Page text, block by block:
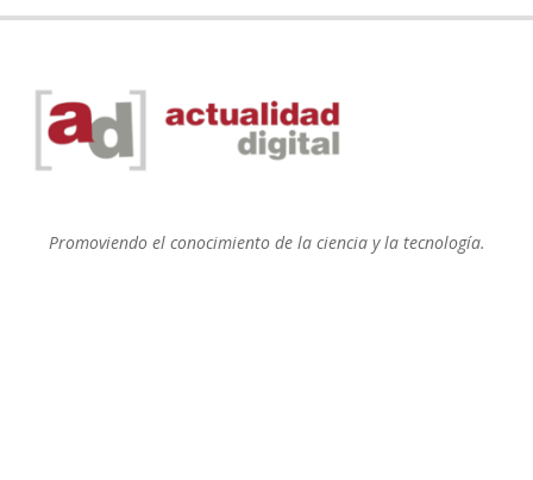
Promoviendo el conocimiento de la ciencia y la tecnología.